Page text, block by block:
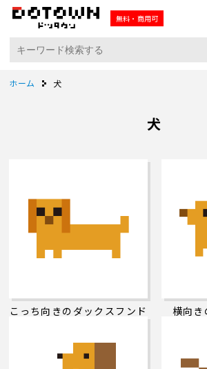
無料・商用可
ホーム 犬
犬
こっち向きのダックスフンド 横向き